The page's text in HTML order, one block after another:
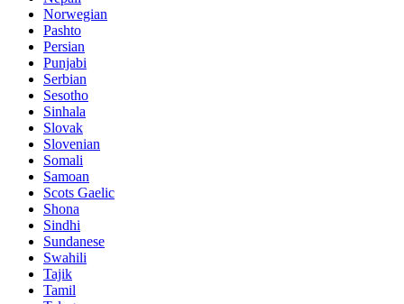
Norwegian
Pashto
Persian
Punjabi
Serbian
Sesotho
Sinhala
Slovak
Slovenian
Somali
Samoan
Scots Gaelic
Shona
Sindhi
Sundanese
Swahili
Tajik
Tamil